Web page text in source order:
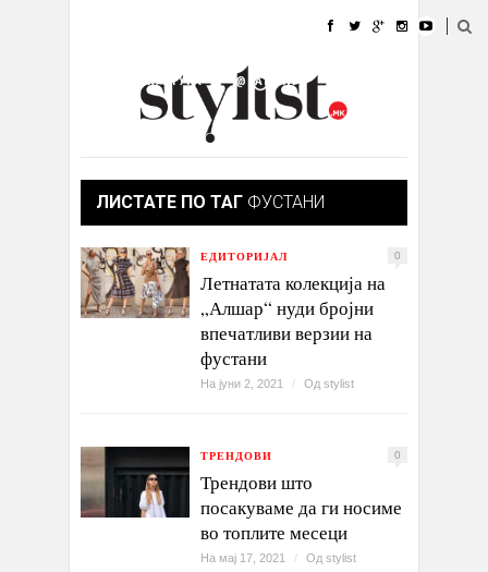
УБАВИНА
КУЛТУРА @РАБОТА
ИЗЛОГ
ЛИСТАТЕ ПО ТАГ ФУСТАНИ
ЕДИТОРИЈАЛ 0
Летнатата колекција на
„Алшар“ нуди бројни
впечатливи верзии на
фустани
На јуни 2, 2021 / Од stylist
ТРЕНДОВИ 0
Трендови што
посакуваме да ги носиме
во топлите месеци
На мај 17, 2021 / Од stylist